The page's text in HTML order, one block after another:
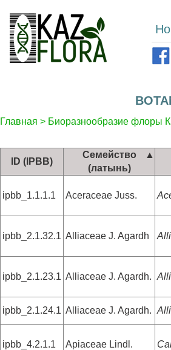
Главная > Биоразнообразие флоры
ID (IPBB)
Семейство
(латынь)
ipbb_1.1.1.1 Aceraceae Juss.
ipbb_2.1.32.1 Alliaceae J. Agardh
ipbb_2.1.23.1 Alliaceae J. Agardh.
ipbb_2.1.24.1 Alliaceae J. Agardh.
ipbb_4.2.1.1 Apiaceae Lindl.